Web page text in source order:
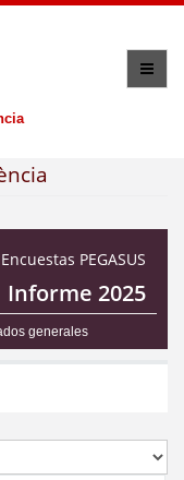
Encuestas PEGASUS
Informe 2025
generales